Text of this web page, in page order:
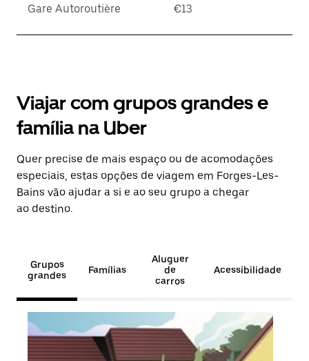
Gare Autoroutière €13
Viajar com grupos grandes e
família na Uber
Quer precise de mais espaço ou de acomodações
especiais, estas opções de viagem em Forges-Les-
Bains vão ajudar a si e ao seu grupo a chegar
ao destino.
Grupos
grandes
Famílias
Aluguer
de
carros
Acessibilidade